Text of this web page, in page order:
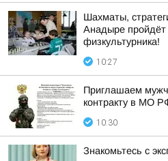
Шахматы,
Анадыре пройдёт
физкультурника!
10:27
Приглашаем
контракту в МО
10:30
Знакомьтесь с